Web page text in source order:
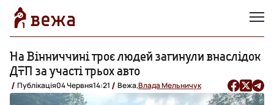
На Вінниччині троє людей загинули внаслідок
ДТП за участі трьох авто
Публікація04 Червня14:21 Вежа,Влада Мельничук